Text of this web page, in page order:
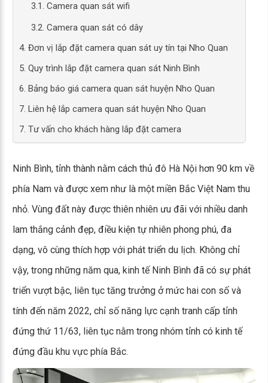
3.1. Camera quan sát wifi
3.2. Camera quan sát có dây
4. Đơn vị lắp đặt camera quan sát uy tín tại Nho Quan
5. Quy trình lắp đặt camera quan sát Ninh Bình
6. Bảng báo giá camera quan sát huyện Nho Quan
7. Liên hệ lắp camera quan sát huyện Nho Quan
7. Tư vấn cho khách hàng lắp đặt camera
Ninh Bình, tỉnh thành nằm cách thủ đô Hà Nội hơn 90 km về
phía Nam và được xem như là một miền Bắc Việt Nam thu
nhỏ. Vùng đất này được thiên nhiên ưu đãi với nhiều danh
lam thắng cảnh đẹp, điều kiện tự nhiên phong phú, đa
dạng, vô cùng thích hợp với phát triển du lịch. Không chỉ
vậy, trong những năm qua, kinh tế Ninh Bình đã có sự phát
triển vượt bậc, liên tục tăng trưởng ở mức hai con số và
tính đến năm 2022, chỉ số năng lực cạnh tranh cấp tỉnh
đứng thứ 11/63, liên tục nằm trong nhóm tỉnh có kinh tế
đứng đầu khu vực phía Bắc.